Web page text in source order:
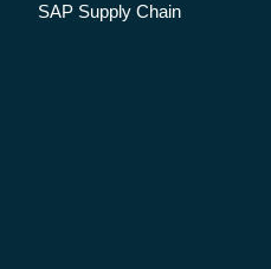
SAP Supply Chain